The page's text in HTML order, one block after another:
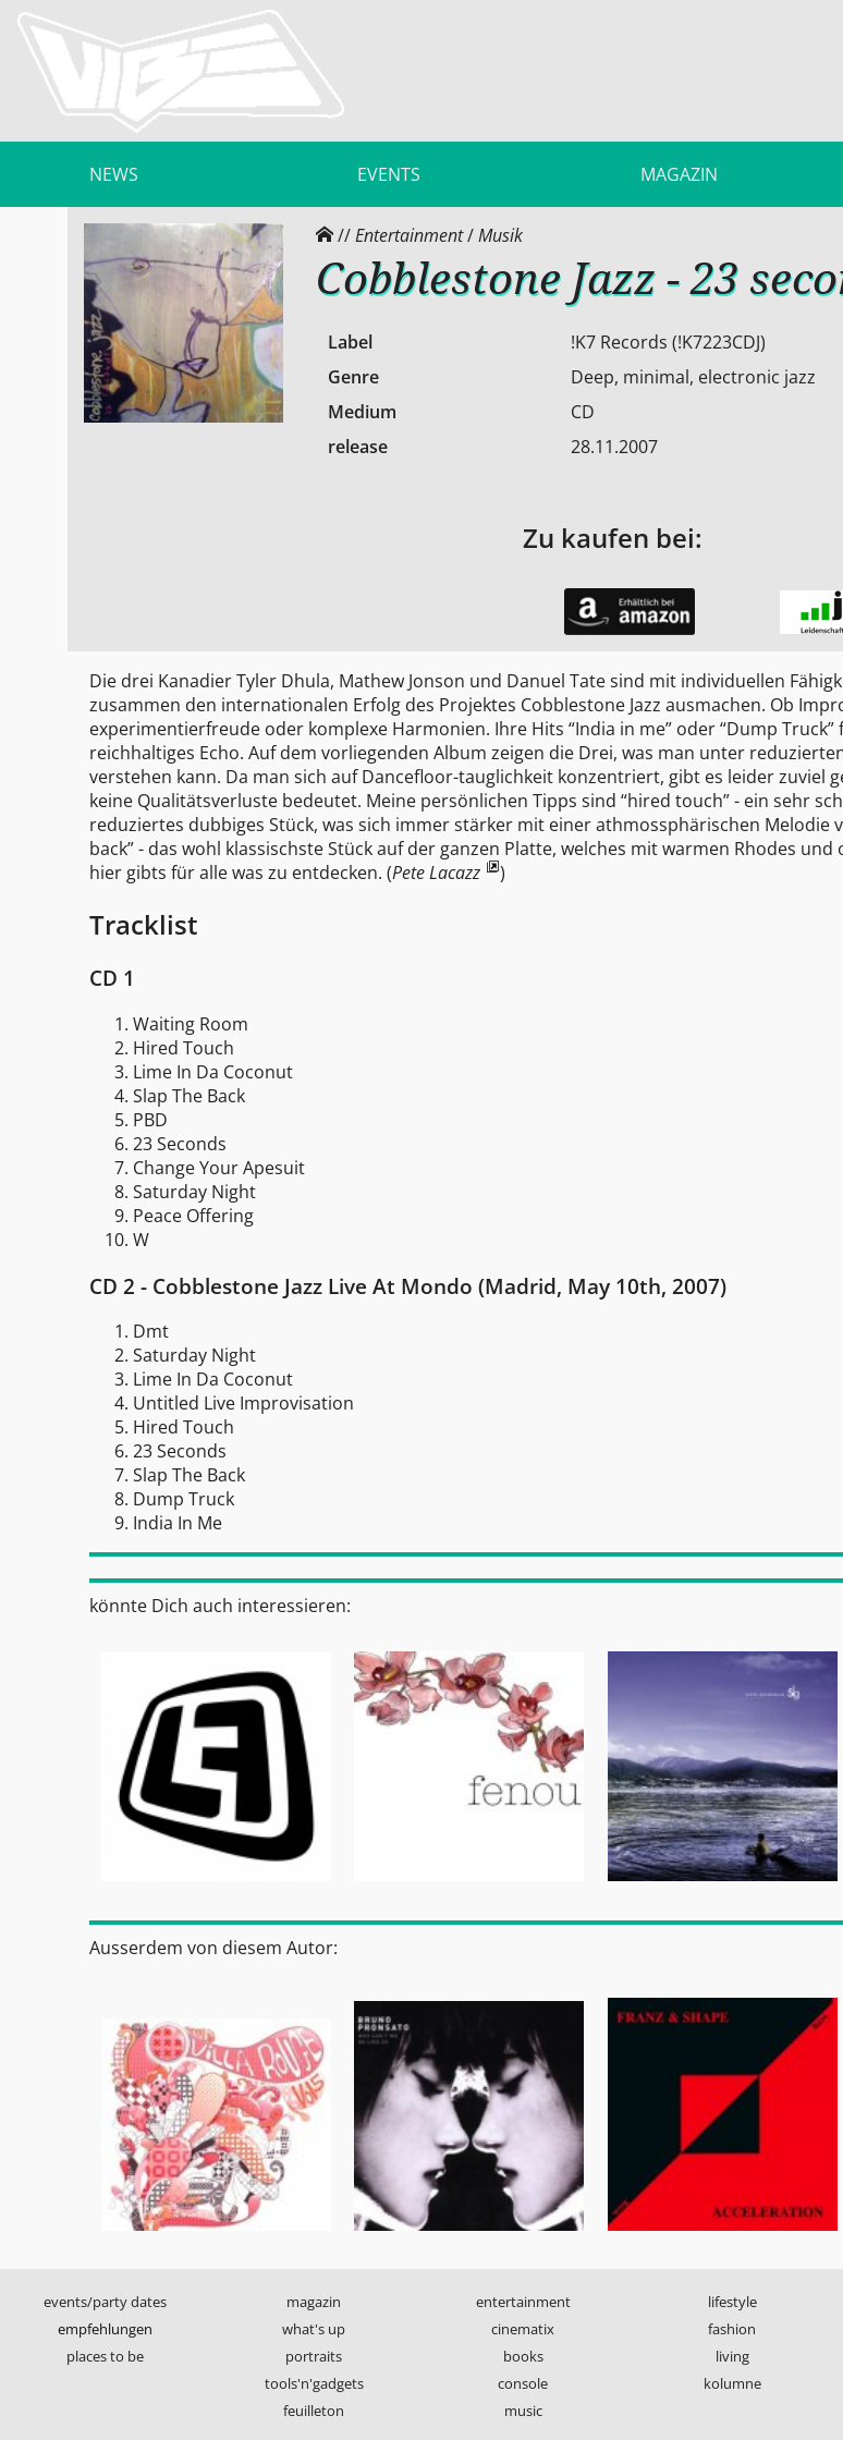
NEWS EVENTS MAGAZIN
//Entertainment/Musik
Cobblestone Jazz - 23
Label
!K7 Records (!K7223CDJ)
Genre
Deep, minimal, electronic jazz
Medium
CD
release
28.11.2007
Zu kaufen bei:
Die drei Kanadier Tyler Dhula, Mathew Jonson und Danuel Tate sind mit individuellen
zusammen den internationalen Erfolg des Projektes Cobblestone Jazz ausmachen. Ob
experimentierfreude oder komplexe Harmonien. Ihre Hits “India in me” oder “Dump
reichhaltiges Echo. Auf dem vorliegenden Album zeigen die Drei, was man unter
verstehen kann. Da man sich auf Dancefloor-tauglichkeit konzentriert, gibt es leider zuviel
keine Qualitätsverluste bedeutet. Meine persönlichen Tipps sind “hired touch” - ein sehr
reduziertes dubbiges Stück, was sich immer stärker mit einer athmossphärischen Melodie
back” - das wohl klassischste Stück auf der ganzen Platte, welches mit warmen Rhodes
hier gibts für alle was zu entdecken. (Pete Lacazz )
Tracklist
CD 1
Waiting Room
Hired Touch
Lime In Da Coconut
Slap The Back
PBD
23 Seconds
Change Your Apesuit
Saturday Night
Peace Offering
W
CD 2 - Cobblestone Jazz Live At Mondo (Madrid, May 10th, 2007)
Dmt
Saturday Night
Lime In Da Coconut
Untitled Live Improvisation
Hired Touch
23 Seconds
Slap The Back
Dump Truck
India In Me
könnte Dich auch interessieren:
Ausserdem von diesem Autor:
events/party dates
empfehlungen
places to be
magazin
what's up
portraits
tools'n'gadgets
feuilleton
entertainment
cinematix
books
console
music
lifestyle
fashion
living
kolumne